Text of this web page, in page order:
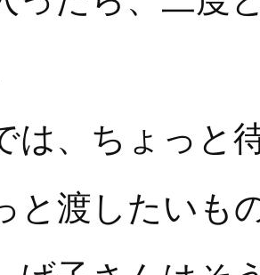
は、ちょっと
と渡したいも